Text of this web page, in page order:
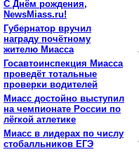
С Днём рождения,
NewsMiass.ru!
Губернатор вручил
награду почётному
жителю Миасса
Госавтоинспекция Миасса
проведёт тотальные
проверки водителей
Миасс достойно выступил
на чемпионате России по
лёгкой атлетике
Миасс в лидерах по числу
стобалльников ЕГЭ